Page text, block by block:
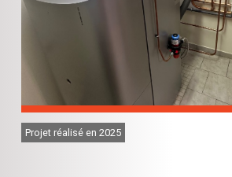
Projet réalisé en 2025